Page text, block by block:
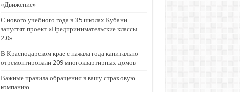
«Движение»
С нового учебного года в 35 школах Кубани
запустят проект «Предпринимательские классы
2.0»
В Краснодарском крае с начала года капитально
отремонтировали 209 многоквартирных домов
Важные правила обращения в вашу страховую
компанию